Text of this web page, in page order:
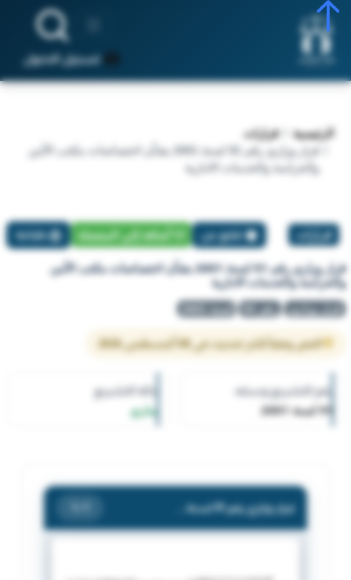
تسجيل الدخول
الرئيسية
قرارات
قرار وزاري رقم 91 لسنة 2001 بشأن اختصاصات مكتب الأمن
والحراسة والخدمات الادارية
قرارات تبليغ عن أضافة إلي المفضلة طباعة
قرار وزاري رقم 91 لسنة 2001 بشأن اختصاصات مكتب الأمن
والحراسة والخدمات الادارية
قرار وزاري رقم 91 لسنة 2001
النص وفقاً لآخر تحديث في 08 أغسطس 2026
رقم التشريع وسنته
91 لسنة 2001
حالة التشريع
ساري